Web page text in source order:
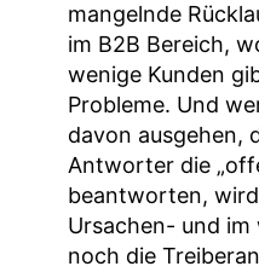
mangelnde
im B2B Bereich,
wenige Kunden
Probleme. Und
davon ausgehen,
Antworter die
beantworten,
Ursachen- und im
noch die